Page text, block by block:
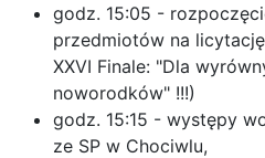
godz. 15:05 -
przedmiotów na
XXVI Finale: "Dla
noworodków" !!!)
godz. 15:15 - występy
ze SP w Chociwlu,